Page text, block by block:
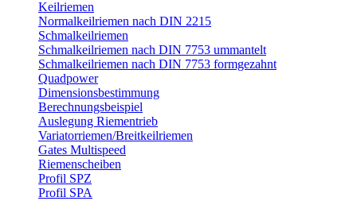
Keilriemen
Normalkeilriemen nach DIN 2215
Schmalkeilriemen
Schmalkeilriemen nach DIN 7753 ummantelt
Schmalkeilriemen nach DIN 7753 formgezahnt
Quadpower
Dimensionsbestimmung
Berechnungsbeispiel
Auslegung Riementrieb
Variatorriemen/Breitkeilriemen
Gates Multispeed
Riemenscheiben
Profil SPZ
Profil SPA